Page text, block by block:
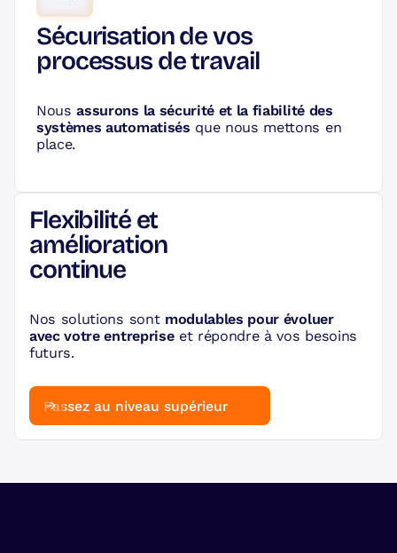
Sécurisation de vos
processus de travail
Nousassurons la sécurité et la fiabilité des
systèmes automatisés que nous mettons en
place.
Flexibilité et
amélioration
continue
Nos solutions sont modulables pour évoluer
avec votre entrepriseet répondre à vos besoins
futurs.
Passez au niveau supérieur